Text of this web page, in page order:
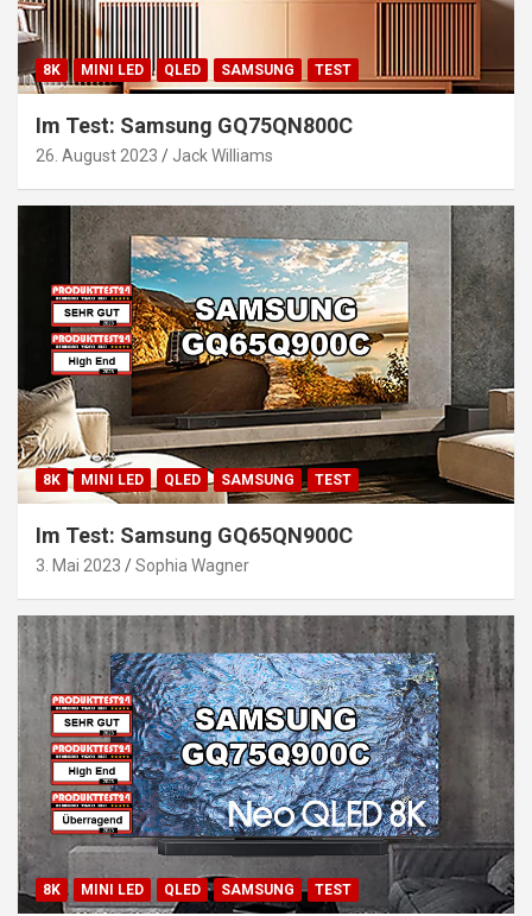
8K MINI LED QLED SAMSUNG TEST
Im Test: Samsung GQ75QN800C
26. August 2023 Jack Williams
8K MINI LED QLED SAMSUNG TEST
Im Test: Samsung GQ65QN900C
3. Mai 2023 Sophia Wagner
8K MINI LED QLED SAMSUNG TEST